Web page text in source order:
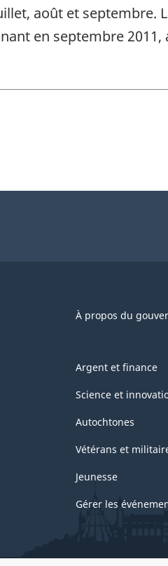
août et septembre.
en septembre 2011,
À propos du
Argent et finance
Science et
Autochtones
Vétérans et
Jeunesse
Gérer les